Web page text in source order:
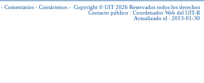
- Comentarios - Contáctenos - Copyright © UIT 2026 Reservados todos los derechos
Contacto público : Coordenador Web del UIT-R
Actualizado el : 2013-01-30